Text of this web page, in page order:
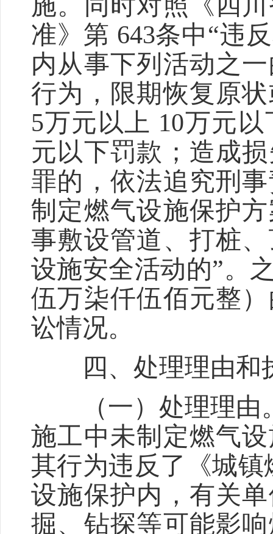
准》第 643条中“违
内从事下列活动之
行为，限期恢复原
5万元以上 10万元
元以下罚款；造成
罪的，依法追究刑
制定燃气设施保护
事敷设管道、打桩
设施安全活动的”。
伍万柒仟伍佰元整
讼情况。
四、处理理由和
（一）处理理由
施工中未制定燃气
其行为违反了《城
设施保护内，有关
掘、钻探等可能影